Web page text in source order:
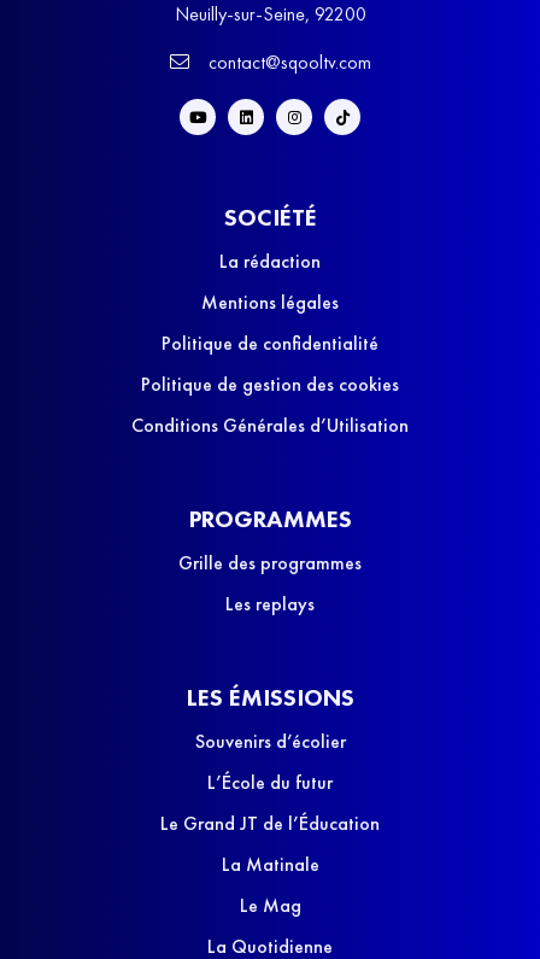
Neuilly-sur-Seine, 92200
contact@sqooltv.com
SOCIÉTÉ
La rédaction
Mentions légales
Politique de confidentialité
Politique de gestion des cookies
Conditions Générales d’Utilisation
PROGRAMMES
Grille des programmes
Les replays
LES ÉMISSIONS
Souvenirs d’écolier
L’École du futur
Le Grand JT de l’Éducation
La Matinale
Le Mag
La Quotidienne